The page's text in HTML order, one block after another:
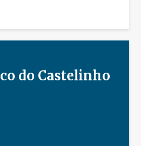
do Castelinho